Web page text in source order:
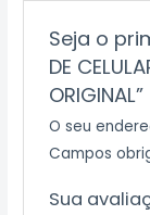
Seja o
DE
ORIGINAL”
O seu
Campos
Sua